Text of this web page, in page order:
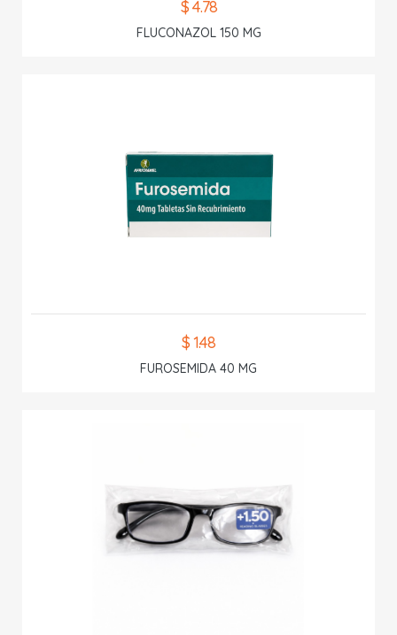
$ 4.78
FLUCONAZOL 150 MG
$ 1.48
FUROSEMIDA 40 MG